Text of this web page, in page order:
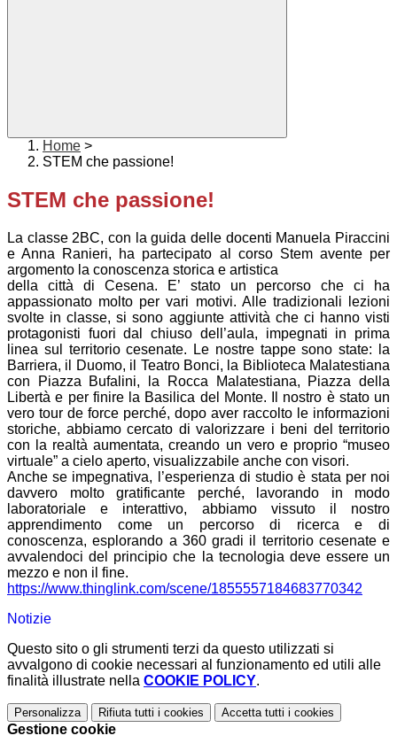
Home >
STEM che passione!
STEM che passione!
La classe 2BC, con la guida delle docenti Manuela Piraccini
e Anna Ranieri, ha partecipato al corso Stem avente per
argomento la conoscenza storica e artistica
della città di Cesena. E’ stato un percorso che ci ha
appassionato molto per vari motivi. Alle tradizionali lezioni
svolte in classe, si sono aggiunte attività che ci hanno visti
protagonisti fuori dal chiuso dell’aula, impegnati in prima
linea sul territorio cesenate. Le nostre tappe sono state: la
Barriera, il Duomo, il Teatro Bonci, la Biblioteca Malatestiana
con Piazza Bufalini, la Rocca Malatestiana, Piazza della
Libertà e per finire la Basilica del Monte. Il nostro è stato un
vero tour de force perché, dopo aver raccolto le informazioni
storiche, abbiamo cercato di valorizzare i beni del territorio
con la realtà aumentata, creando un vero e proprio “museo
virtuale” a cielo aperto, visualizzabile anche con visori.
Anche se impegnativa, l’esperienza di studio è stata per noi
davvero molto gratificante perché, lavorando in modo
laboratoriale e interattivo, abbiamo vissuto il nostro
apprendimento come un percorso di ricerca e di
conoscenza, esplorando a 360 gradi il territorio cesenate e
avvalendoci del principio che la tecnologia deve essere un
mezzo e non il fine.
https://www.thinglink.com/scene/1855557184683770342
Notizie
Questo sito o gli strumenti terzi da questo utilizzati si
avvalgono di cookie necessari al funzionamento ed utili alle
finalità illustrate nella COOKIE POLICY.
Personalizza Rifiuta tutti i cookies Accetta tutti i cookies
Gestione cookie